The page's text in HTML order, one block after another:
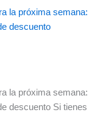
la próxima semana:
descuento
la próxima semana:
descuento Si tienes